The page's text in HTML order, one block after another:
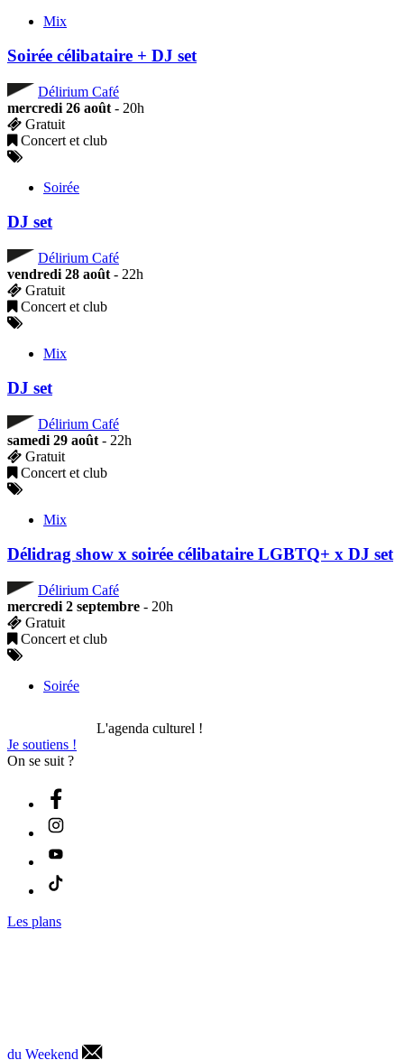
Mix
Soirée célibataire + DJ set
Délirium Café
mercredi 26 août - 20h
Gratuit
Concert et club
Soirée
DJ set
Délirium Café
vendredi 28 août - 22h
Gratuit
Concert et club
Mix
DJ set
Délirium Café
samedi 29 août - 22h
Gratuit
Concert et club
Mix
Délidrag show x soirée célibataire LGBTQ+ x DJ set
Délirium Café
mercredi 2 septembre - 20h
Gratuit
Concert et club
Soirée
L'agenda culturel !
Je soutiens !
On se suit ?
Les plans
du Weekend